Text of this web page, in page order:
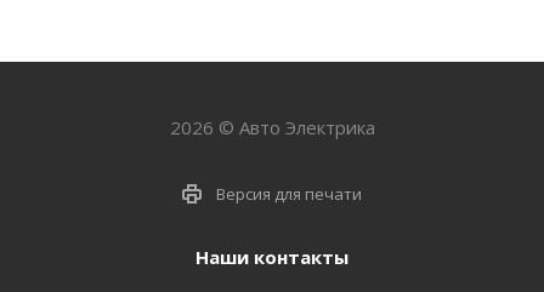
2026 © Авто Электрика
Версия для печати
Наши контакты